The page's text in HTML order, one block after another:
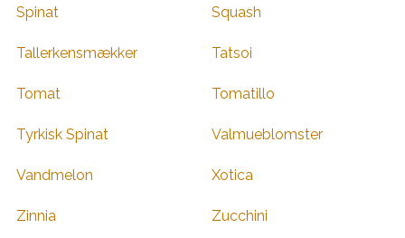
Spinat Squash
Tallerkensmækker Tatsoi
Tomat Tomatillo
Tyrkisk Spinat Valmueblomster
Vandmelon Xotica
Zinnia Zucchini